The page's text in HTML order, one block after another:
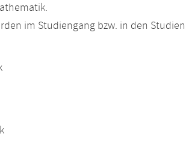
im Studiengang bzw. in den